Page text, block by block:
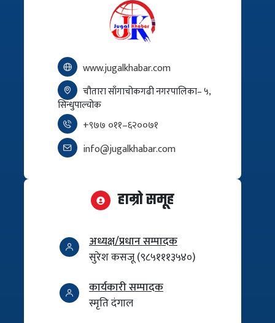
www.jugalkhabar.com
चौतारा साँगाचोकगढी नगरपालिका– ५,
सिन्धुपाल्चोक
+९७७ ०११–६२००७१
info@jugalkhabar.com
हाम्रो समूह
अध्यक्ष/प्रधान सम्पादक
सुरेश कसजू (९८५१११३५४०)
कार्यकारी सम्पादक
स्मृति दंगाल